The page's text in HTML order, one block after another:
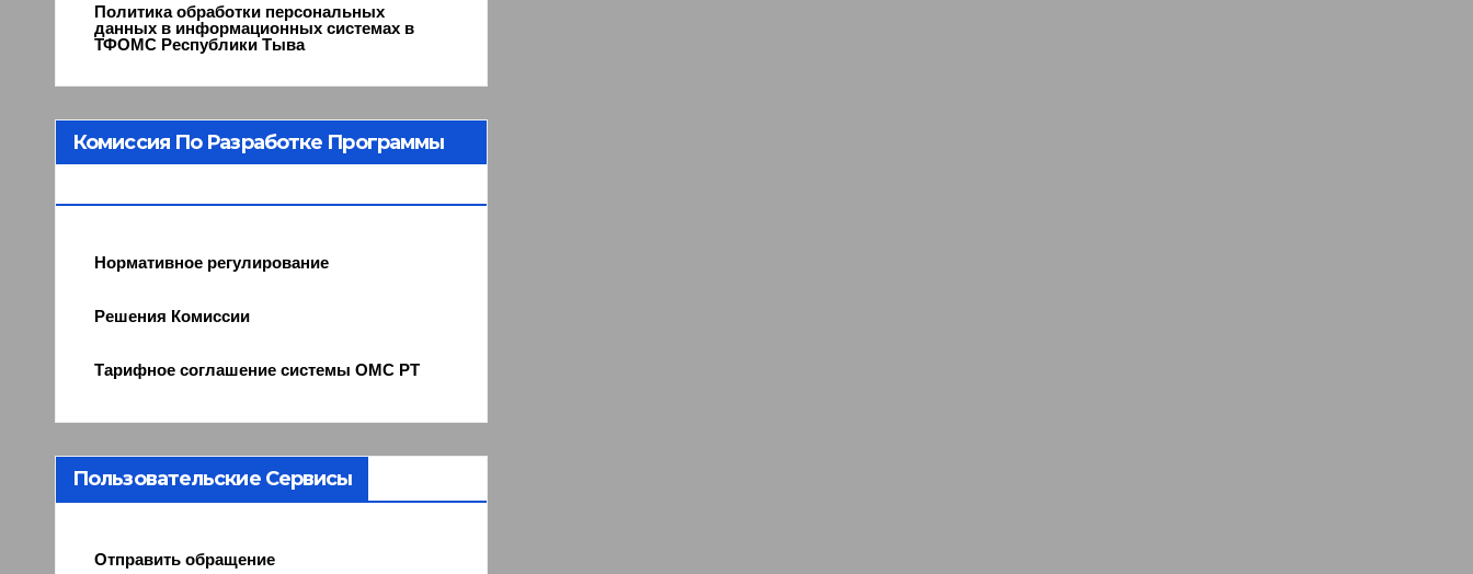
Политика обработки персональных
данных в информационных системах в
ТФОМС Республики Тыва
Комиссия По Разработке Программы
Нормативное регулирование
Решения Комиссии
Тарифное соглашение системы ОМС РТ
Пользовательские Сервисы
Отправить обращение